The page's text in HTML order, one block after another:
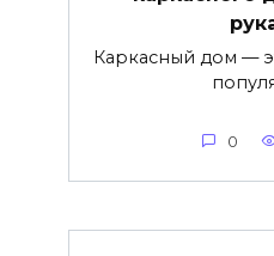
Каркасный дом —
0